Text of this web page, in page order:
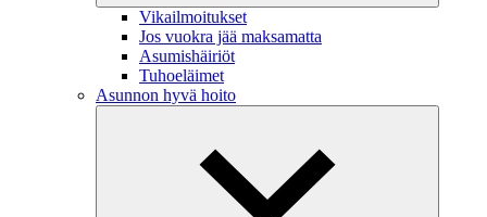
Vikailmoitukset
Jos vuokra jää maksamatta
Asumishäiriöt
Tuhoeläimet
Asunnon hyvä hoito